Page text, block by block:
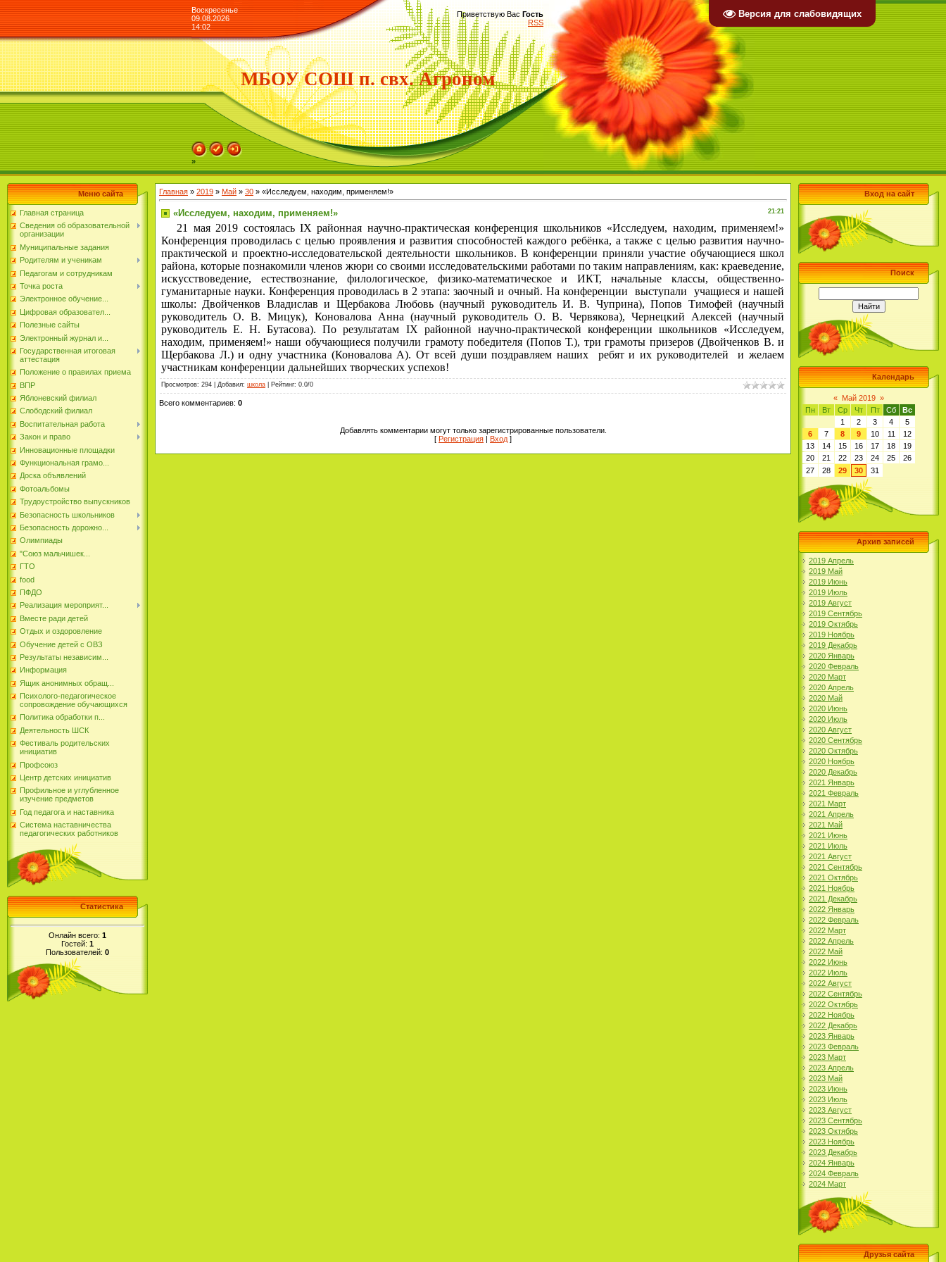
Версия для слабовидящих
Воскресенье
09.08.2026
14:02
Приветствую Вас Гость
RSS
МБОУ СОШ п. свх. Агроном
»
Меню сайта
Главная страница
Сведения об образовательной
организации
Муниципальные задания
Родителям и ученикам
Педагогам и сотрудникам
Точка роста
Электронное обучение...
Цифровая образовател...
Полезные сайты
Электронный журнал и...
Государственная итоговая
аттестация
Положение о правилах приема
ВПР
Яблоневский филиал
Слободский филиал
Воспитательная работа
Закон и право
Инновационные площадки
Функциональная грамо...
Доска объявлений
Фотоальбомы
Трудоустройство выпускников
Безопасность школьников
Безопасность дорожно...
Олимпиады
"Союз мальчишек...
ГТО
food
ПФДО
Реализация мероприят...
Вместе ради детей
Отдых и оздоровление
Обучение детей с ОВЗ
Результаты независим...
Информация
Ящик анонимных обращ...
Психолого-педагогическое
сопровождение обучающихся
Политика обработки п...
Деятельность ШСК
Фестиваль родительских
инициатив
Профсоюз
Центр детских инициатив
Профильное и углубленное
изучение предметов
Год педагога и наставника
Система наставничества
педагогических работников
Статистика
Онлайн всего: 1
Гостей: 1
Пользователей: 0
Главная » 2019 » Май » 30 » «Исследуем, находим, применяем!»
21:21
«Исследуем, находим, применяем!»
21 мая 2019 состоялась IX районная научно-практическая конференция школьников «Исследуем, находим, применяем!»
Конференция проводилась с целью проявления и развития способностей каждого ребёнка, а также с целью развития научно-
практической и проектно-исследовательской деятельности школьников. В конференции приняли участие обучающиеся школ
района, которые познакомили членов жюри со своими исследовательскими работами по таким направлениям, как: краеведение,
искусствоведение, естествознание, филологическое, физико-математическое и ИКТ, начальные классы, общественно-
гуманитарные науки. Конференция проводилась в 2 этапа: заочный и очный. На конференции выступали учащиеся и нашей
школы: Двойченков Владислав и Щербакова Любовь (научный руководитель И. В. Чуприна), Попов Тимофей (научный
руководитель О. В. Мицук), Коновалова Анна (научный руководитель О. В. Червякова), Чернецкий Алексей (научный
руководитель Е. Н. Бутасова). По результатам IX районной научно-практической конференции школьников «Исследуем,
находим, применяем!» наши обучающиеся получили грамоту победителя (Попов Т.), три грамоты призеров (Двойченков В. и
Щербакова Л.) и одну участника (Коновалова А). От всей души поздравляем наших ребят и их руководителей и желаем
участникам конференции дальнейших творческих успехов!
Просмотров: 294 Добавил: школа Рейтинг: 0.0/0
Всего комментариев: 0
Добавлять комментарии могут только зарегистрированные пользователи.
[ Регистрация | Вход ]
Вход на сайт
Поиск
Календарь
« Май 2019 »
Пн
Вт Ср Чт Пт Сб
Вс
1
2 3 4
5
6
7 8 9 10 11
12
13
14 15 16 17 18
19
20
21 22 23 24 25
26
27
28 29 30 31
Архив записей
2019 Апрель
2019 Май
2019 Июнь
2019 Июль
2019 Август
2019 Сентябрь
2019 Октябрь
2019 Ноябрь
2019 Декабрь
2020 Январь
2020 Февраль
2020 Март
2020 Апрель
2020 Май
2020 Июнь
2020 Июль
2020 Август
2020 Сентябрь
2020 Октябрь
2020 Ноябрь
2020 Декабрь
2021 Январь
2021 Февраль
2021 Март
2021 Апрель
2021 Май
2021 Июнь
2021 Июль
2021 Август
2021 Сентябрь
2021 Октябрь
2021 Ноябрь
2021 Декабрь
2022 Январь
2022 Февраль
2022 Март
2022 Апрель
2022 Май
2022 Июнь
2022 Июль
2022 Август
2022 Сентябрь
2022 Октябрь
2022 Ноябрь
2022 Декабрь
2023 Январь
2023 Февраль
2023 Март
2023 Апрель
2023 Май
2023 Июнь
2023 Июль
2023 Август
2023 Сентябрь
2023 Октябрь
2023 Ноябрь
2023 Декабрь
2024 Январь
2024 Февраль
2024 Март
Друзья сайта